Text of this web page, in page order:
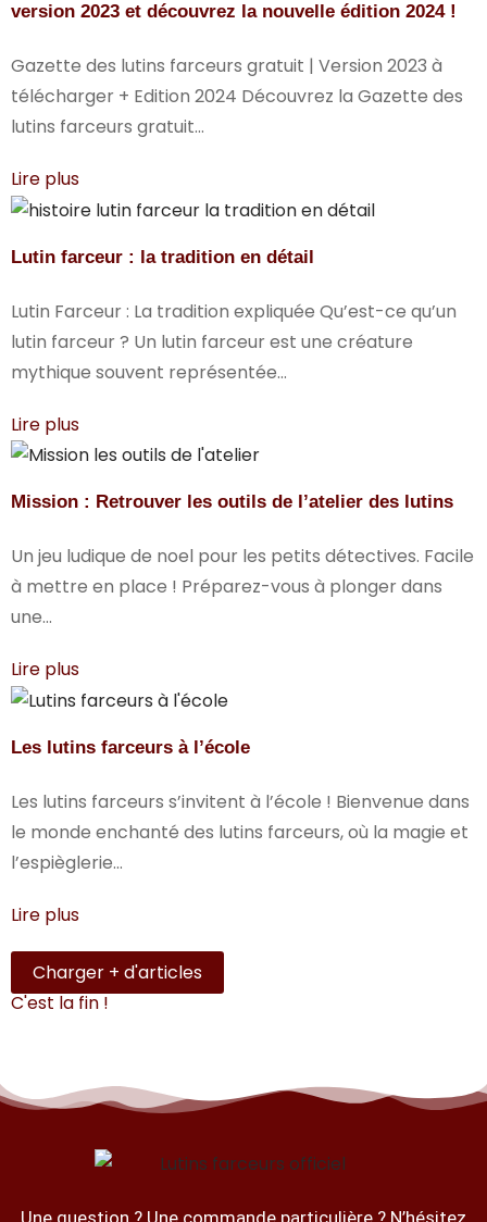
version 2023 et découvrez la nouvelle édition 2024 !
Gazette des lutins farceurs gratuit | Version 2023 à
télécharger + Edition 2024 Découvrez la Gazette des
lutins farceurs gratuit...
Lire plus
Lutin farceur : la tradition en détail
Lutin Farceur : La tradition expliquée Qu’est-ce qu’un
lutin farceur ? Un lutin farceur est une créature
mythique souvent représentée...
Lire plus
Mission : Retrouver les outils de l’atelier des lutins
Un jeu ludique de noel pour les petits détectives. Facile
à mettre en place ! Préparez-vous à plonger dans
une...
Lire plus
Les lutins farceurs à l’école
Les lutins farceurs s’invitent à l’école ! Bienvenue dans
le monde enchanté des lutins farceurs, où la magie et
l’espièglerie...
Lire plus
Charger + d'articles
C'est la fin !